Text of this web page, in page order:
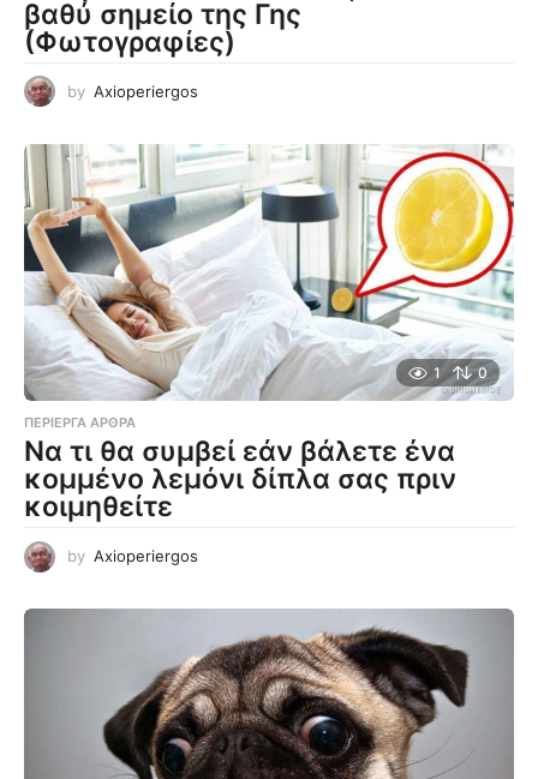
βαθύ σημείο της Γης
(Φωτογραφίες)
by Axioperiergos
1 0
ΠΕΡΊΕΡΓΑ ΆΡΘΡΑ
Να τι θα συμβεί εάν βάλετε ένα
κομμένο λεμόνι δίπλα σας πριν
κοιμηθείτε
by Axioperiergos